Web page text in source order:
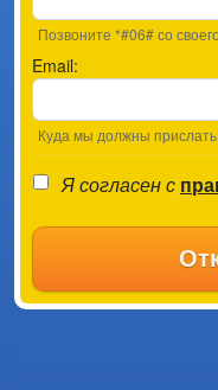
Позвоните *#06# со
Email:
Куда мы должны прислать
Я согласен с